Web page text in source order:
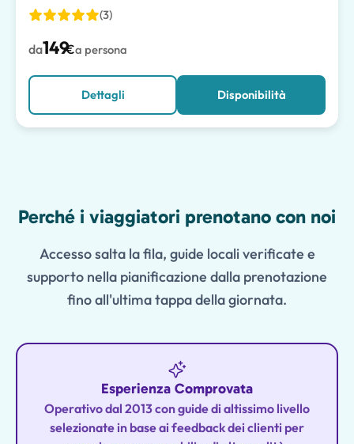
(3)
da149€a persona
Dettagli Disponibilità
Features
Perché i viaggiatori prenotano con noi
Accesso salta la fila, guide locali verificate e
supporto nella pianificazione dalla prenotazione
fino all'ultima tappa della giornata.
Esperienza Comprovata
Operativo dal 2013 con guide di altissimo livello
selezionate in base ai feedback dei clienti per